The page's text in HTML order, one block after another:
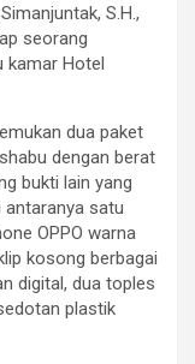
S.H.,
seorang
kamar Hotel
dua paket
dengan berat
bukti lain yang
antaranya satu
OPPO warna
kosong berbagai
digital, dua toples
plastik